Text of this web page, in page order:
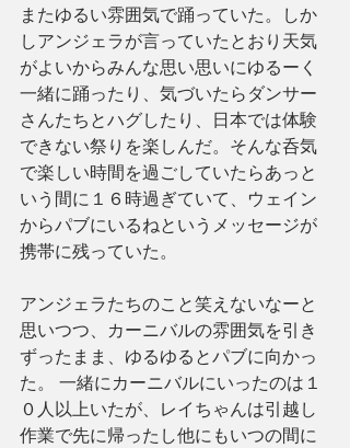
またゆるい雰囲気で踊っていた。しか
しアンジェラが言っていたとおり天気
がよいからみんな思い思いにゆるーく
一緒に踊ったり、気づいたらダンサー
さんたちとハグしたり、日本では体験
できない祭りを楽しんだ。そんな呑気
で楽しい時間を過ごしていたらあっと
いう間に１６時過ぎていて、ウェイン
からパブにいるねというメッセージが
携帯に残っていた。
アンジェラたちのこと笑えないなーと
思いつつ、カーニバルの雰囲気を引き
ずったまま、ゆるゆるとパブに向かっ
た。 一緒にカーニバルにいったのは１
０人以上いたが、レイちゃんは引越し
作業で先に帰ったし他にもいつの間に